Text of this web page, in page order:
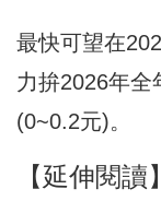
最快可望在
力拚2026年全
(0~0.2元)。
【延伸閱讀】